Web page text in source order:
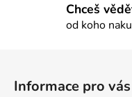
Chceš
od koho
Informace pro vás